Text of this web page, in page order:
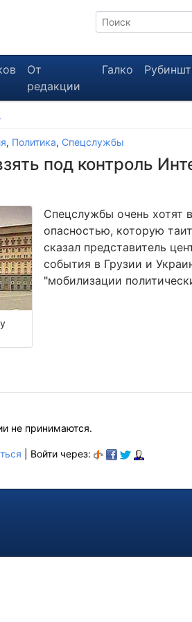
От
редакции
Галко
, Политика, Спецслужбы
под контроль
Спецслужбы очень хотят
опасностью, которую
сказал представитель
события в Грузии и
"мобилизации
не принимаются.
| Войти через: